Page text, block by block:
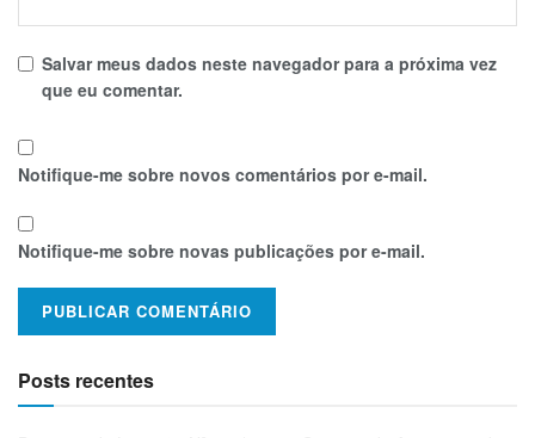
Salvar meus dados neste navegador para a próxima vez
que eu comentar.
Notifique-me sobre novos comentários por e-mail.
Notifique-me sobre novas publicações por e-mail.
Posts recentes